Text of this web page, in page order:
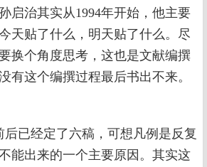
启治其实从1994年开始，他主要
天贴了什么，明天贴了什么。尽
换个角度思考，这也是文献编撰
有这个编撰过程最后书出不来。
后已经定了六稿，可想凡例是反复
能出来的一个主要原因。其实这